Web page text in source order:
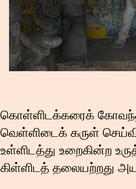
கொள்ளிடக்கரைக்
வெள்ளிடைக் கருள்
உள்ளிடத்து உறைகின்ற
கிள்ளிடத் தலையற்றது